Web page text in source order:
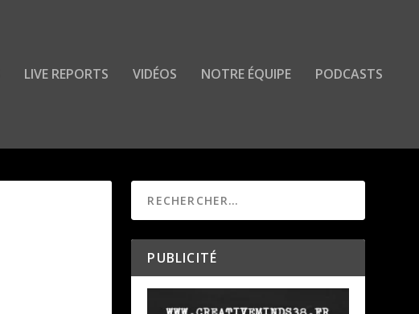
LIVE REPORTS VIDÉOS NOTRE ÉQUIPE PODCASTS
PUBLICITÉ